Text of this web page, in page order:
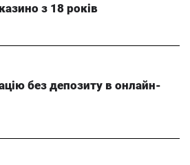
з 18 років
без депозиту в онлайн-